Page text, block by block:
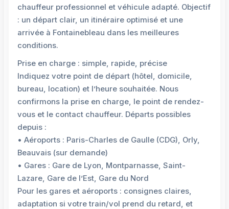
chauffeur professionnel et véhicule adapté. Objectif
: un départ clair, un itinéraire optimisé et une
arrivée à Fontainebleau dans les meilleures
conditions.
Prise en charge : simple, rapide, précise
Indiquez votre point de départ (hôtel, domicile,
bureau, location) et l’heure souhaitée. Nous
confirmons la prise en charge, le point de rendez-
vous et le contact chauffeur. Départs possibles
depuis :
• Aéroports : Paris-Charles de Gaulle (CDG), Orly,
Beauvais (sur demande)
• Gares : Gare de Lyon, Montparnasse, Saint-
Lazare, Gare de l’Est, Gare du Nord
Pour les gares et aéroports : consignes claires,
adaptation si votre train/vol prend du retard, et